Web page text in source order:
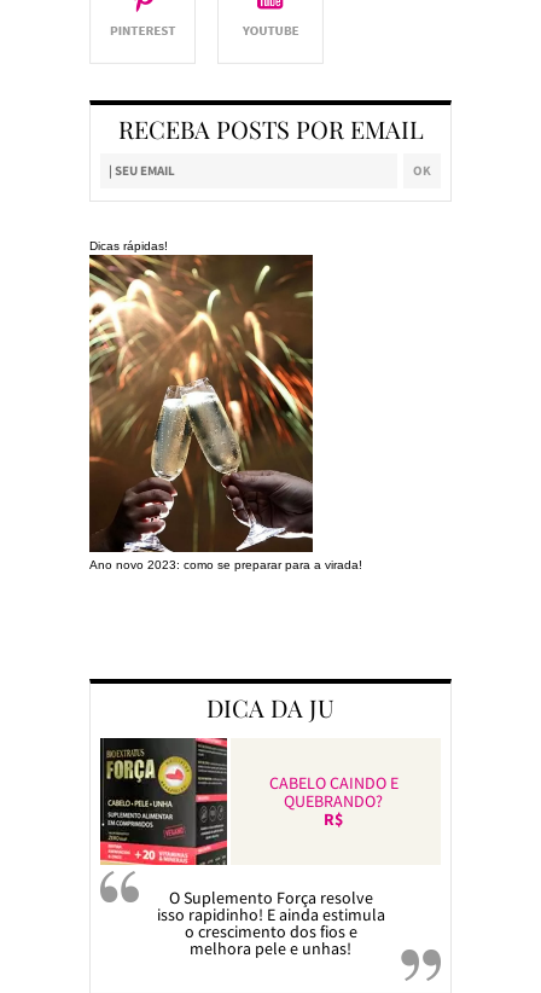
RECEBA POSTS POR EMAIL
Dicas rápidas!
Ano novo 2023: como se preparar para a virada!
DICA DA JU
CABELO CAINDO E
QUEBRANDO?
R$
O Suplemento Força resolve
isso rapidinho! E ainda estimula
o crescimento dos fios e
melhora pele e unhas!